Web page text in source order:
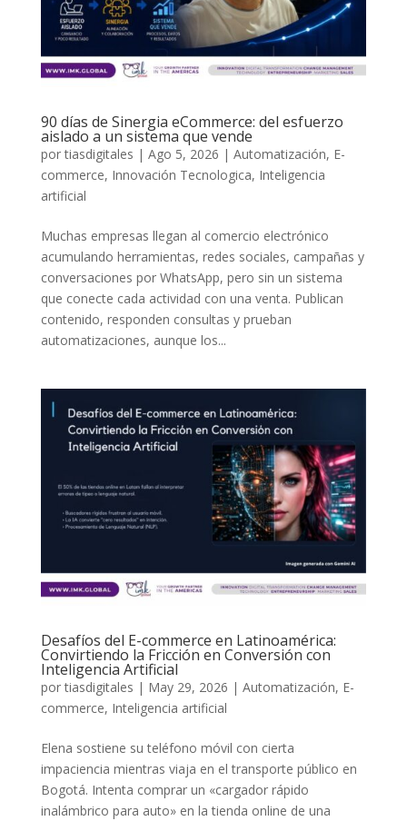
90 días de Sinergia eCommerce: del esfuerzo
aislado a un sistema que vende
portiasdigitales | Ago 5, 2026 | Automatización, E-
commerce, Innovación Tecnologica, Inteligencia
artificial
Muchas empresas llegan al comercio electrónico
acumulando herramientas, redes sociales, campañas y
conversaciones por WhatsApp, pero sin un sistema
que conecte cada actividad con una venta. Publican
contenido, responden consultas y prueban
automatizaciones, aunque los...
Desafíos del E-commerce en Latinoamérica:
Convirtiendo la Fricción en Conversión con
Inteligencia Artificial
portiasdigitales | May 29, 2026 | Automatización, E-
commerce, Inteligencia artificial
Elena sostiene su teléfono móvil con cierta
impaciencia mientras viaja en el transporte público en
Bogotá. Intenta comprar un «cargador rápido
inalámbrico para auto» en la tienda online de una